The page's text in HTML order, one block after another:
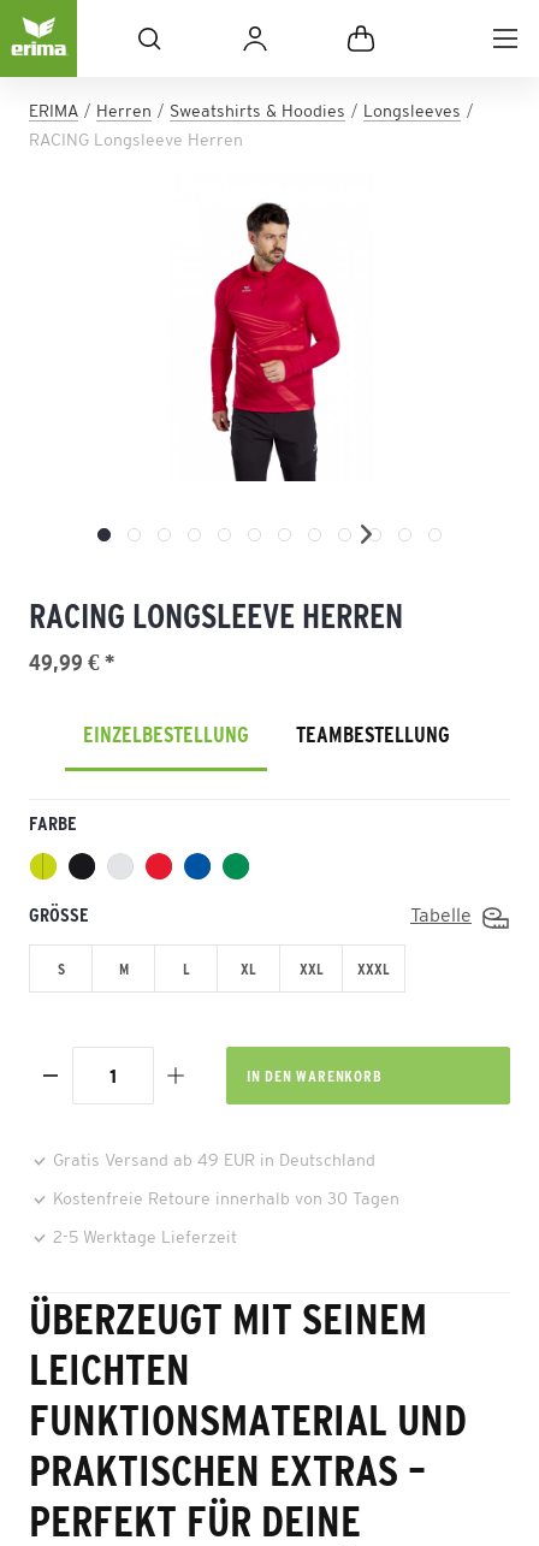
ERIMA Herren Sweatshirts & Hoodies
Longsleeves
RACING Longsleeve Herren
RACING LONGSLEEVE HERREN
49,99 € *
EINZELBESTELLUNG TEAMBESTELLUNG
FARBE
GRÖSSE Tabelle
S M L XL XXL XXXL
IN DEN WARENKORB
Gratis Versand ab 49 EUR in Deutschland
Kostenfreie Retoure innerhalb von 30 Tagen
2-5 Werktage Lieferzeit
ÜBERZEUGT MIT SEINEM
LEICHTEN
FUNKTIONSMATERIAL UND
PRAKTISCHEN EXTRAS –
PERFEKT FÜR DEINE